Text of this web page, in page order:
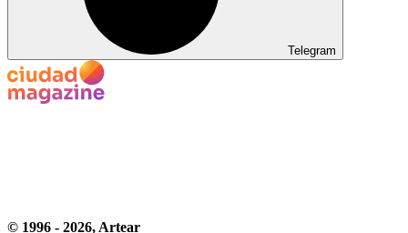
Telegram
© 1996 - 2026, Artear